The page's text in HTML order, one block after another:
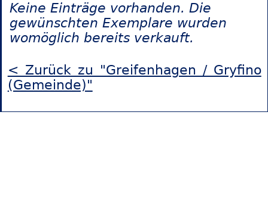
Keine Einträge vorhanden. Die
gewünschten Exemplare wurden
womöglich bereits verkauft.
< Zurück zu "Greifenhagen / Gryfino
(Gemeinde)"